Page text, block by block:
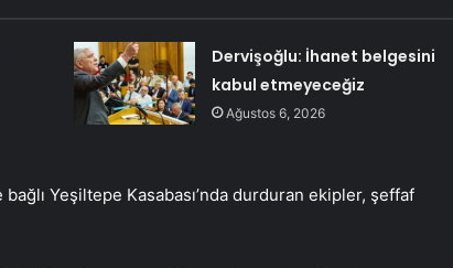
Dervişoğlu: İhanet belgesini
kabul etmeyeceğiz
Ağustos 6, 2026
Yeşiltepe Kasabası’nda durduran ekipler, şeffaf